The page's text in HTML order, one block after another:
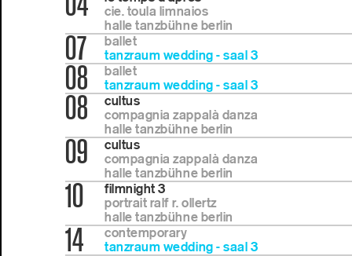
cie. toula limnaios
halle tanzbühne berlin
07
ballet
tanzraum wedding - saal 3
08
ballet
tanzraum wedding - saal 3
08
cultus
compagnia zappalà danza
halle tanzbühne berlin
09
cultus
compagnia zappalà danza
halle tanzbühne berlin
10
filmnight 3
portrait ralf r. ollertz
halle tanzbühne berlin
14
contemporary
tanzraum wedding - saal 3